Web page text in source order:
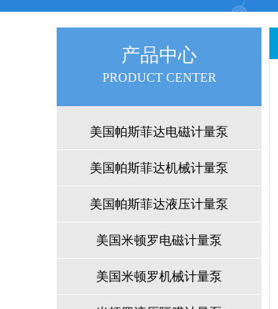
产品中心
PRODUCTCENTER
美国帕斯菲达电磁计量泵
美国帕斯菲达机械计量泵
美国帕斯菲达液压计量泵
美国米顿罗电磁计量泵
美国米顿罗机械计量泵